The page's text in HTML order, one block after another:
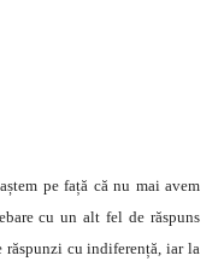
pe față că nu mai avem
cu un alt fel de răspuns
cu indiferență, iar la